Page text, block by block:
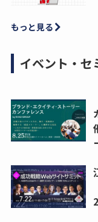
もっと見る
イベント・セ